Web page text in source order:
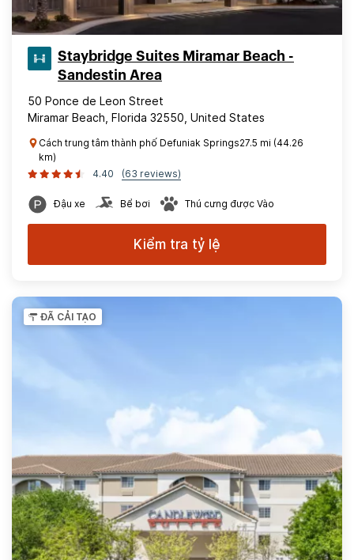
Staybridge Suites Miramar Beach -
Sandestin Area
50 Ponce de Leon Street
Miramar Beach, Florida 32550, United States
Cách trung tâm thành phố Defuniak Springs27.5 mi (44.26
km)
4.40
(63 reviews)
Đậu xe Bể bơi Thú cưng được Vào
Kiểm tra tỷ lệ
ĐÃ CẢI TẠO